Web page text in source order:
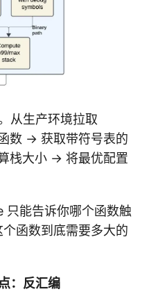
从生产环境拉取
数 -> 获取带符号表的
栈大小 -> 将最优配置
只能告诉你哪个函数触
函数到底需要多大的
：反汇编